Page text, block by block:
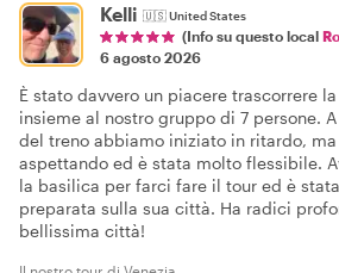
Kelli 🇺🇸United States
(Info su questo local
6 agosto 2026
È stato davvero un piacere trascorrere
insieme al nostro gruppo di 7 persone.
del treno abbiamo iniziato in ritardo,
aspettando ed è stata molto flessibile.
la basilica per farci fare il tour ed è
preparata sulla sua città. Ha radici
bellissima città!